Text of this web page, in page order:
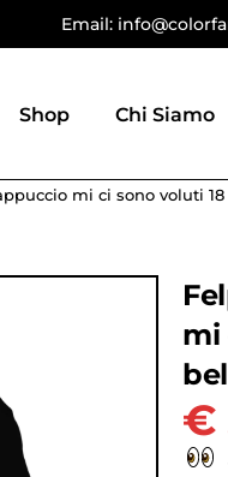
Email:
Shop Chi Siamo
mi ci sono voluti
mi
€